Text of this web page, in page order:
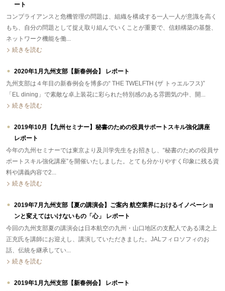
ート
コンプライアンスと危機管理の問題は、組織を構成する一人一人が意識を高く
もち、自分の問題として捉え取り組んでいくことが重要で、信頼構築の基盤、
ネットワーク機能を働...
続きを読む
2020年1月九州支部【新春例会】 レポート
九州支部は４年目の新春例会を博多の“ THE TWELFTH (ザ トゥエルフス)”
「EL dining」で素敵な卓上装花に彩られた特別感のある雰囲気の中、開...
続きを読む
2019年10月【九州セミナー】秘書のための役員サポートスキル強化講座
レポート
今年の九州セミナーでは東京より及川学先生をお招きし、“秘書のための役員サ
ポートスキル強化講座”を開催いたしました。とても分かりやすく印象に残る資
料や講義内容で2...
続きを読む
2019年7月九州支部【夏の講演会】ご案内 航空業界におけるイノベーショ
ンと変えてはいけないもの「心」 レポート
今回の九州支部夏の講演会は日本航空の九州・山口地区の支配人である溝之上
正充氏を講師にお迎えし、講演していただきました。JALフィロソフィのお
話、伝統を継承してい...
続きを読む
2019年1月九州支部【新春例会】 レポート